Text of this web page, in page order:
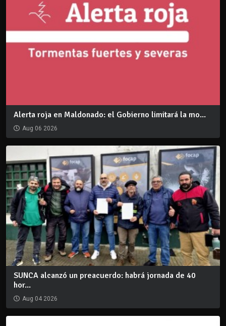
Alerta roja en Maldonado: el Gobierno limitará la mo...
Aug 06 2026
SUNCA alcanzó un preacuerdo: habrá jornada de 40
hor...
Aug 04 2026